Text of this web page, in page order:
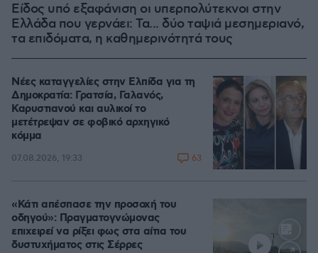
Είδος υπό εξαφάνιση οι υπερπολύτεκνοι στην
Ελλάδα που γερνάει: Τα... δύο ταψιά μεσημεριανό,
τα επιδόματα, η καθημερινότητά τους
Νέες καταγγελίες στην Ελπίδα για τη
Δημοκρατία: Γρατσία, Γαλανός,
Καρυστιανού και αυλικοί το
μετέτρεψαν σε φοβικό αρχηγικό
κόμμα
07.08.2026, 19:33 63
«Κάτι απέσπασε την προσοχή του
οδηγού»: Πραγματογνώμονας
επιχειρεί να ρίξει φως στα αίτια του
δυστυχήματος στις Σέρρες